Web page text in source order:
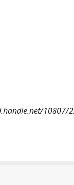
10807/